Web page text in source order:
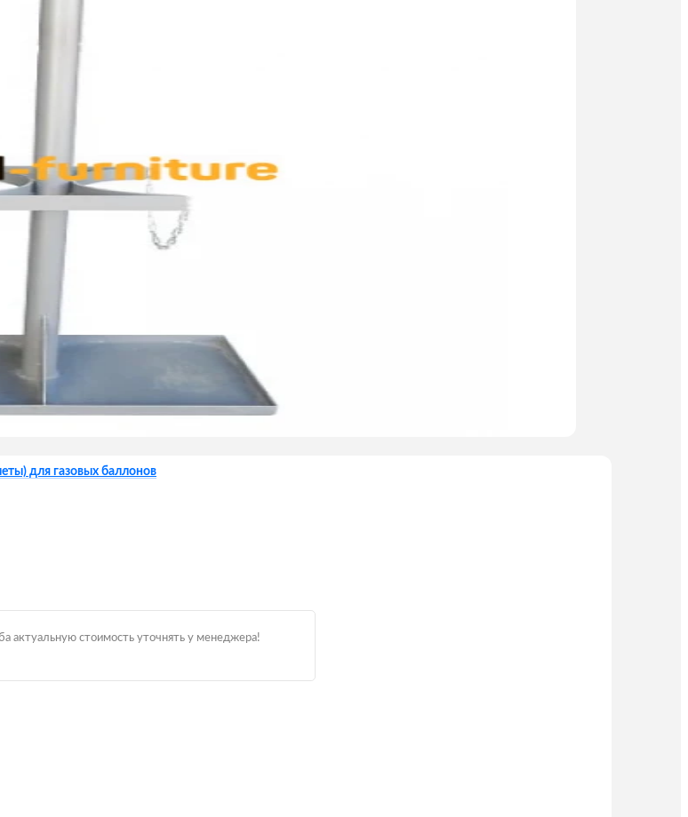
для газовых баллонов
актуальную стоимость уточнять у менеджера!